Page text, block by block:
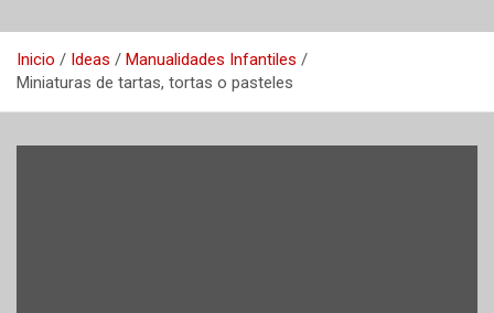
Inicio Ideas
Manualidades Infantiles
Miniaturas de tartas, tortas o pasteles